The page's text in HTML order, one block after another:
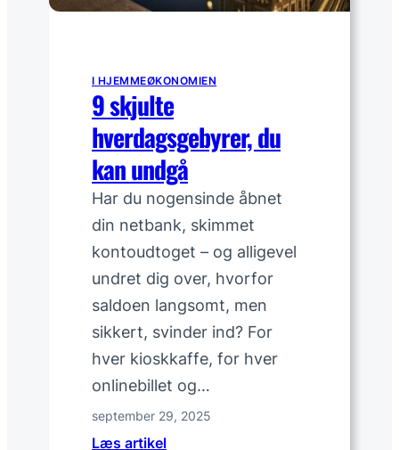
Tilmeld nyhedsbrev
I HJEMMEØKONOMIEN
9 skjulte
hverdagsgebyrer, du
kan undgå
Har du nogensinde åbnet
din netbank, skimmet
kontoudtoget – og alligevel
undret dig over, hvorfor
saldoen langsomt, men
sikkert, svinder ind? For
hver kiosk­kaffe, for hver
onlinebillet og…
september 29, 2025
Læs artikel: